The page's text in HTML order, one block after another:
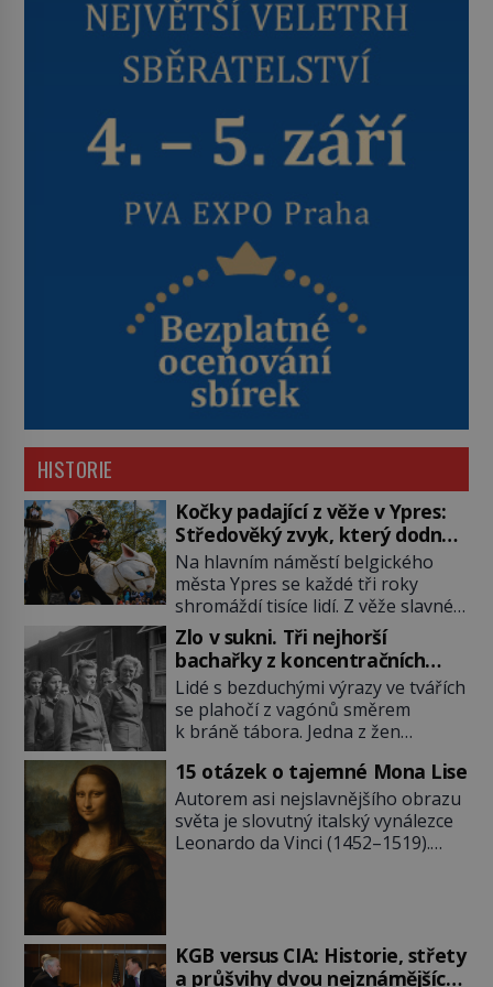
HISTORIE
Kočky padající z věže v Ypres:
Středověký zvyk, který dodnes
budí rozpaky
Na hlavním náměstí belgického
města Ypres se každé tři roky
shromáždí tisíce lidí. Z věže slavné
tržnice létají do davu kočky, diváci
jásají a snaží se je chytit. Naštěstí
už nejde o živá zvířata, ale jenom o
plyšové suvenýry. Kdysi to ale bylo
jinak. Tato veselá podívaná
připomíná jeden z nejpodivnějších
a zároveň nejkrutějších zvyků […]
Zlo v sukni. Tři nejhorší
bachařky z koncentračních
táborů
Lidé s bezduchými výrazy ve tvářích
se plahočí z vagónů směrem
k bráně tábora. Jedna z žen
jejich oči se setkají. Místo soucitu
však přichází gesto, které
nebožačku posílá rovnou do
plynové komory. Jména jako Rudolf
15 otázek o tajemné Mona Lise
Autorem asi nejslavnějšího obrazu
světa je slovutný italský vynálezce
Leonardo da Vinci (1452–1519).
pověsil Napoleon? Samotný císař
Napoleon Bonaparte (1769–1821)
KGB versus CIA: Historie, střety
a průšvihy dvou nejznámějších